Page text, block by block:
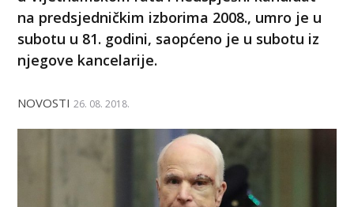
na predsjedničkim izborima 2008., umro je u
subotu u 81. godini, saopćeno je u subotu iz
njegove kancelarije.
NOVOSTI 26. 08. 2018.